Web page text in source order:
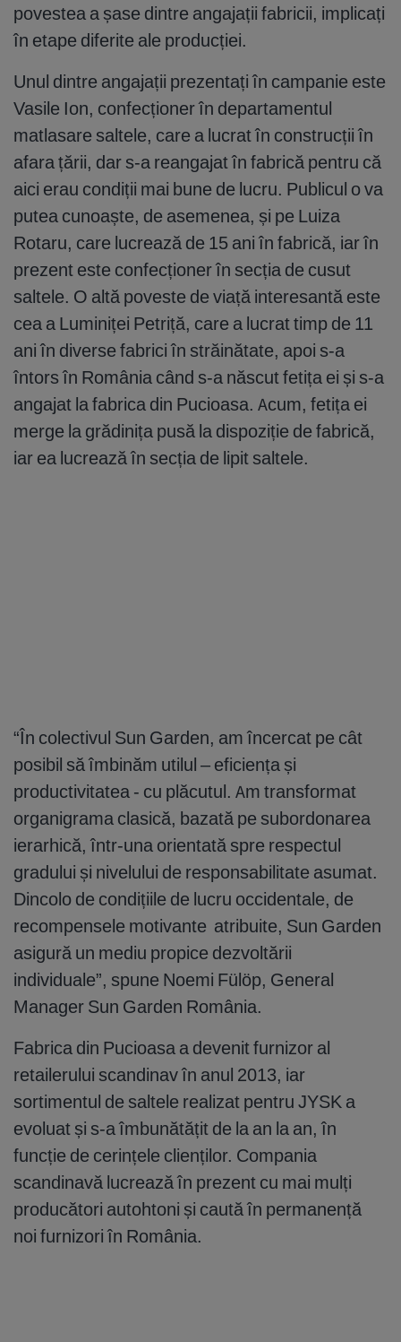
povestea a șase dintre angajații fabricii, implicați
în etape diferite ale producției.
Unul dintre angajații prezentați în campanie este
Vasile Ion, confecționer în departamentul
matlasare saltele, care a lucrat în construcții în
afara țării, dar s-a reangajat în fabrică pentru că
aici erau condiții mai bune de lucru. Publicul o va
putea cunoaște, de asemenea, și pe Luiza
Rotaru, care lucrează de 15 ani în fabrică, iar în
prezent este confecționer în secția de cusut
saltele. O altă poveste de viață interesantă este
cea a Luminiței Petriță, care a lucrat timp de 11
ani în diverse fabrici în străinătate, apoi s-a
întors în România când s-a născut fetița ei și s-a
angajat la fabrica din Pucioasa. Acum, fetița ei
merge la grădinița pusă la dispoziție de fabrică,
iar ea lucrează în secția de lipit saltele.
“În colectivul Sun Garden, am încercat pe cât
posibil să îmbinăm utilul – eficiența și
productivitatea - cu plăcutul. Am transformat
organigrama clasică, bazată pe subordonarea
ierarhică, într-una orientată spre respectul
gradului și nivelului de responsabilitate asumat.
Dincolo de condițiile de lucru occidentale, de
recompensele motivante atribuite, Sun Garden
asigură un mediu propice dezvoltării
individuale”, spune Noemi Fülöp, General
Manager Sun Garden România.
Fabrica din Pucioasa a devenit furnizor al
retailerului scandinav în anul 2013, iar
sortimentul de saltele realizat pentru JYSK a
evoluat și s-a îmbunătățit de la an la an, în
funcție de cerințele clienților. Compania
scandinavă lucrează în prezent cu mai mulți
producători autohtoni și caută în permanență
noi furnizori în România.